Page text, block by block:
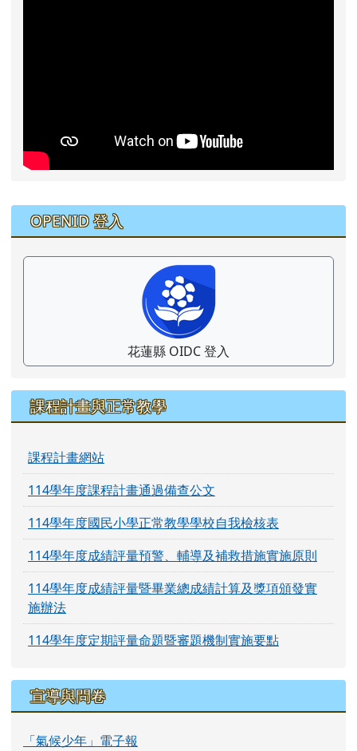
右邊區域內容
OPENID 登入
花蓮縣 OIDC 登入
課程計畫與正常教學
課程計畫網站
114學年度課程計畫通過備查公文
114學年度國民小學正常教學學校自我檢核表
114學年度成績評量預警、輔導及補救措施實施原則
114學年度成績評量暨畢業總成績計算及獎項頒發實
施辦法
114學年度定期評量命題暨審題機制實施要點
宣導與問卷
「氣候少年」電子報